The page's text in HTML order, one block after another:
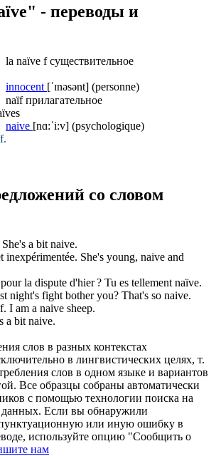
- переводы и
la naïve f существительное
innocent [ˈɪnəsənt] (personne)
naïf прилагательное
naive [nɑ:ˈi:v] (psychologique)
.
со словом
She's a bit naive.
inexpérimentée. She's young, naive and
la dispute d'hier ? Tu es tellement naïve.
night's fight bother you? That's so naive.
. I am a naive sheep.
a bit naive.
слов в разных контекстах
в лингвистических целях, т.
слов в одном языке и вариантов
Все образцы собраны автоматически
с помощью технологии поиска на
данных. Если вы обнаружили
или иную ошибку в
используйте опцию "Сообщить о
нам